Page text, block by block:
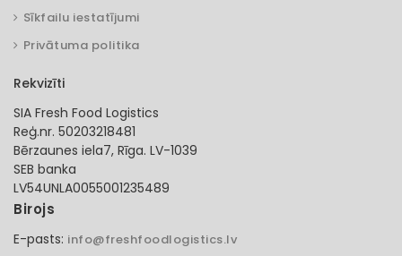
Sīkfailu iestatījumi
Privātuma politika
Rekvizīti
SIA Fresh Food Logistics
Reģ.nr. 50203218481
Bērzaunes iela7, Rīga. LV-1039
SEB banka
LV54UNLA0055001235489
Birojs
E-pasts: info@freshfoodlogistics.lv